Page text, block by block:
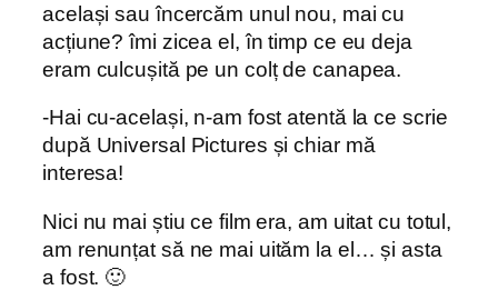
același sau încercăm unul nou, mai cu
acțiune? îmi zicea el, în timp ce eu deja
eram culcușită pe un colț de canapea.
-Hai cu-același, n-am fost atentă la ce scrie
după Universal Pictures și chiar mă
interesa!
Nici nu mai știu ce film era, am uitat cu totul,
am renunțat să ne mai uităm la el… și asta
a fost. 🙂